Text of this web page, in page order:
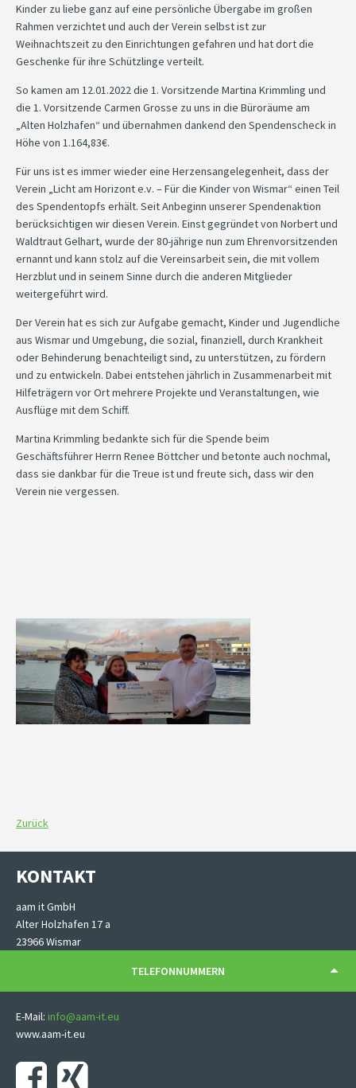
Kinder zu liebe ganz auf eine persönliche Übergabe im großen
Rahmen verzichtet und auch der Verein selbst ist zur
Weihnachtszeit zu den Einrichtungen gefahren und hat dort die
Geschenke für ihre Schützlinge verteilt.
So kamen am 12.01.2022 die 1. Vorsitzende Martina Krimmling und
die 1. Vorsitzende Carmen Grosse zu uns in die Büroräume am
„Alten Holzhafen“ und übernahmen dankend den Spendenscheck in
Höhe von 1.164,83€.
Für uns ist es immer wieder eine Herzensangelegenheit, dass der
Verein „Licht am Horizont e.v. – Für die Kinder von Wismar“ einen Teil
des Spendentopfs erhält. Seit Anbeginn unserer Spendenaktion
berücksichtigen wir diesen Verein. Einst gegründet von Norbert und
Waldtraut Gelhart, wurde der 80-jährige nun zum Ehrenvorsitzenden
ernannt und kann stolz auf die Vereinsarbeit sein, die mit vollem
Herzblut und in seinem Sinne durch die anderen Mitglieder
weitergeführt wird.
Der Verein hat es sich zur Aufgabe gemacht, Kinder und Jugendliche
aus Wismar und Umgebung, die sozial, finanziell, durch Krankheit
oder Behinderung benachteiligt sind, zu unterstützen, zu fördern
und zu entwickeln. Dabei entstehen jährlich in Zusammenarbeit mit
Hilfeträgern vor Ort mehrere Projekte und Veranstaltungen, wie
Ausflüge mit dem Schiff.
Martina Krimmling bedankte sich für die Spende beim
Geschäftsführer Herrn Renee Böttcher und betonte auch nochmal,
dass sie dankbar für die Treue ist und freute sich, dass wir den
Verein nie vergessen.
Previous
Next
Zurück
KONTAKT
aam it GmbH
Alter Holzhafen 17 a
23966 Wismar
TELEFONNUMMERN
E-Mail: info@aam-it.eu
www.aam-it.eu